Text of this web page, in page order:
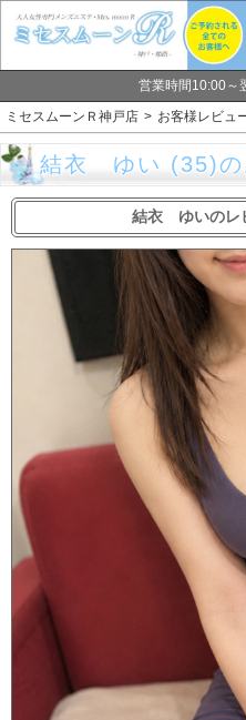
営業時間10:00～
ミセスムーンＲ神戸店
お客様レビュ
結衣 ゆい (35)の
結衣 ゆいのレ